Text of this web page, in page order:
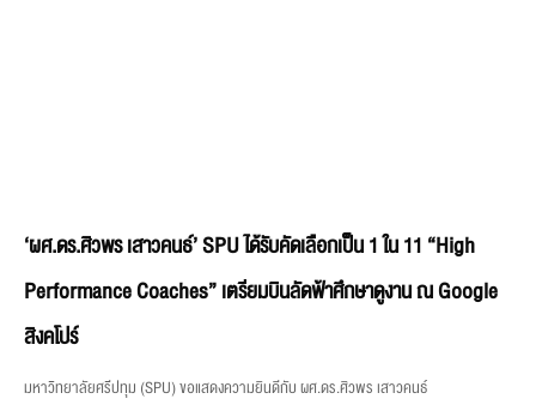
‘ผศ.ดร.ศิวพร เสาวคนธ์’ SPU ได้รับคัดเลือกเป็น 1 ใน 11 “High
Performance Coaches” เตรียมบินลัดฟ้าศึกษาดูงาน ณ Google
สิงคโปร์
มหาวิทยาลัยศรีปทุม (SPU) ขอแสดงความยินดีกับ ผศ.ดร.ศิวพร เสาวคนธ์